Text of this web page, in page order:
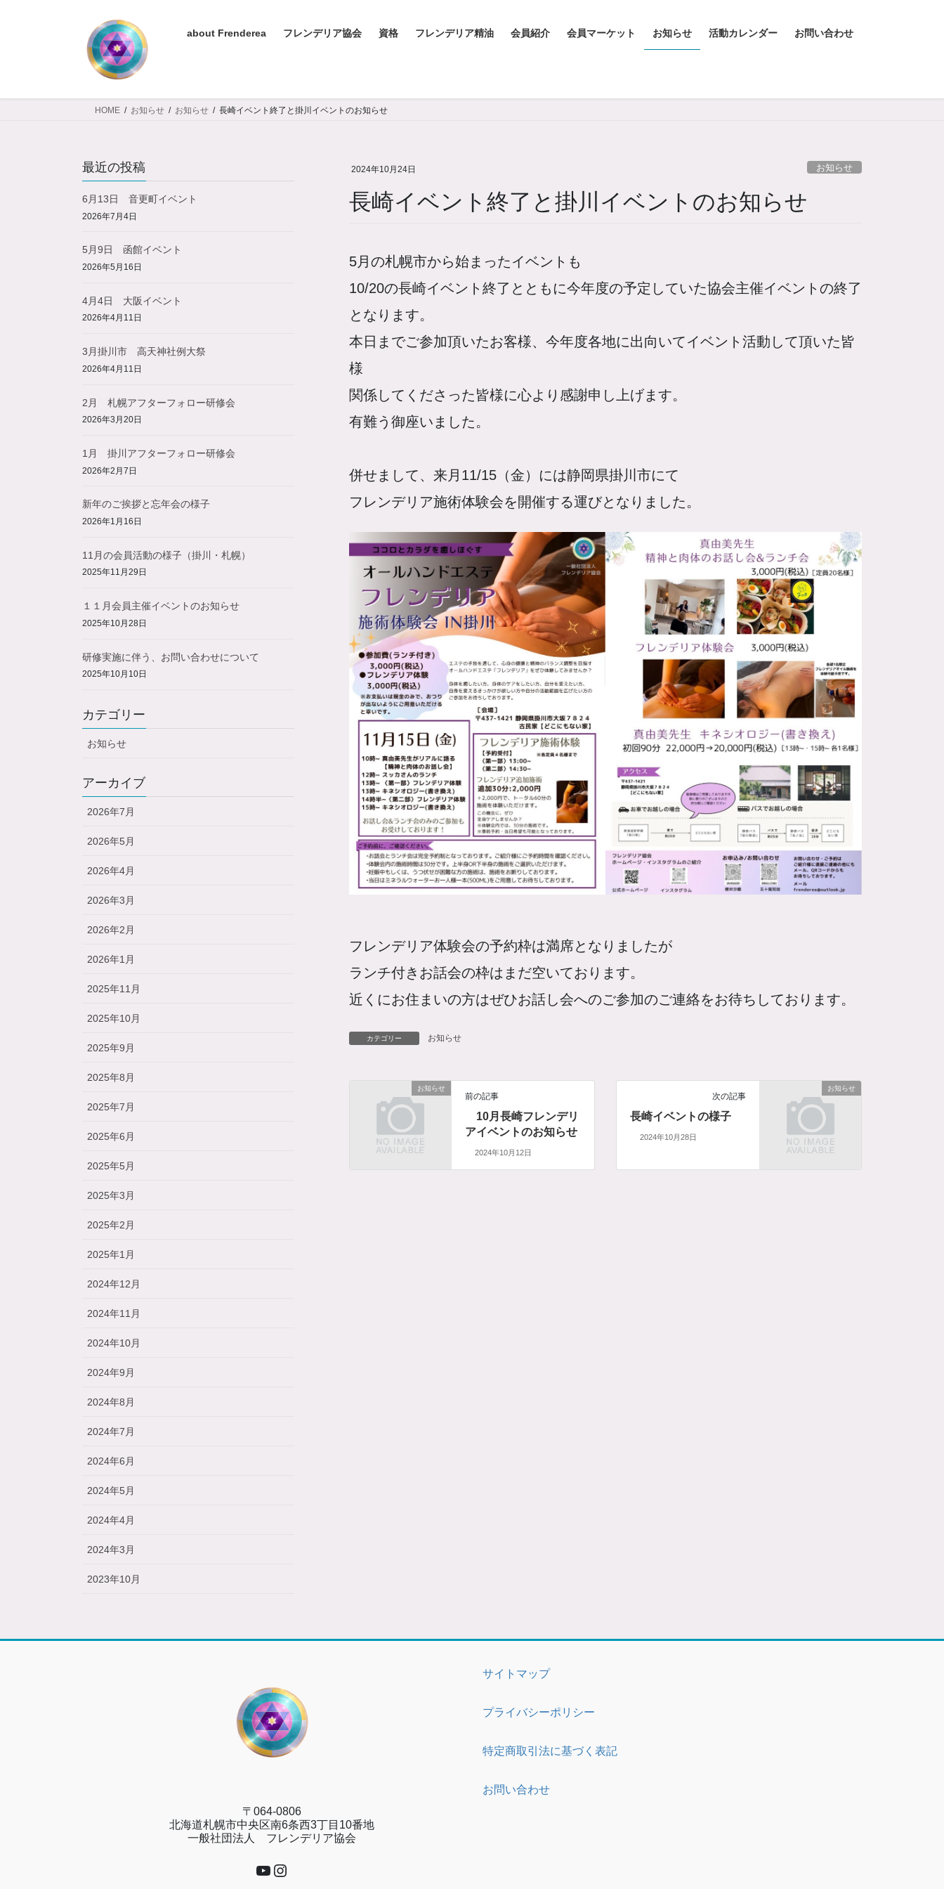
about Frenderea フレンデリア協会 資格 フレンデリア精油 会員紹介 会員マーケット お知らせ 活動カレンダー お問い合わせ
HOME お知らせ お知らせ 長崎イベント終了と掛川イベントのお知らせ
2024年10月24日 お知らせ
長崎イベント終了と掛川イベントのお知らせ
5月の札幌市から始まったイベントも
10/20の長崎イベント終了とともに今年度の予定していた協会主催イベントの終了
となります。
本日までご参加頂いたお客様、今年度各地に出向いてイベント活動して頂いた皆
様
関係してくださった皆様に心より感謝申し上げます。
有難う御座いました。
併せまして、来月11/15（金）には静岡県掛川市にて
フレンデリア施術体験会を開催する運びとなりました。
フレンデリア体験会の予約枠は満席となりましたが
ランチ付きお話会の枠はまだ空いております。
近くにお住まいの方はぜひお話し会へのご参加のご連絡をお待ちしております。
カテゴリー お知らせ
お知らせ
前の記事
10月長崎フレンデリ
アイベントのお知らせ
2024年10月12日
お知らせ
次の記事
長崎イベントの様子
2024年10月28日
最近の投稿
6月13日 音更町イベント
2026年7月4日
5月9日 函館イベント
2026年5月16日
4月4日 大阪イベント
2026年4月11日
3月掛川市 高天神社例大祭
2026年4月11日
2月 札幌アフターフォロー研修会
2026年3月20日
1月 掛川アフターフォロー研修会
2026年2月7日
新年のご挨拶と忘年会の様子
2026年1月16日
11月の会員活動の様子（掛川・札幌）
2025年11月29日
１１月会員主催イベントのお知らせ
2025年10月28日
研修実施に伴う、お問い合わせについて
2025年10月10日
カテゴリー
お知らせ
アーカイブ
2026年7月
2026年5月
2026年4月
2026年3月
2026年2月
2026年1月
2025年11月
2025年10月
2025年9月
2025年8月
2025年7月
2025年6月
2025年5月
2025年3月
2025年2月
2025年1月
2024年12月
2024年11月
2024年10月
2024年9月
2024年8月
2024年7月
2024年6月
2024年5月
2024年4月
2024年3月
2023年10月
〒064-0806
北海道札幌市中央区南6条西3丁目10番地
一般社団法人 フレンデリア協会
YouTube
Instagram
サイトマップ
プライバシーポリシー
特定商取引法に基づく表記
お問い合わせ